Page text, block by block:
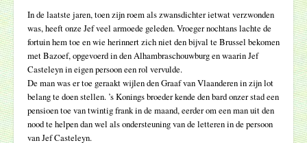
In de laatste jaren, toen zijn roem als zwansdichter ietwat verzwonden
was, heeft onze Jef veel armoede geleden. Vroeger nochtans lachte de
fortuin hem toe en wie herinnert zich niet den bijval te Brussel bekomen
met Bazoef, opgevoerd in den Alhambraschouwburg en waarin Jef
Casteleyn in eigen persoon een rol vervulde.
De man was er toe geraakt wijlen den Graaf van Vlaanderen in zijn lot
belang te doen stellen. ’s Konings broeder kende den bard onzer stad een
pensioen toe van twintig frank in de maand, eerder om een man uit den
nood te helpen dan wel als ondersteuning van de letteren in de persoon
van Jef Casteleyn.